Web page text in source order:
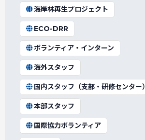
海岸林再生プロジェクト
ECO-DRR
ボランティア・インターン
海外スタッフ
国内スタッフ（支部・研修センター）
本部スタッフ
国際協力ボランティア